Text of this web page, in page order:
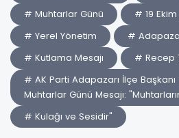
# Muhtarlar Günü
# 19 Ekim
# Yerel Yönetim
#
# Kutlama Mesajı
# Recep
# AK Parti Adapazarı İlçe
Muhtarlar Günü Mesajı:
# Kulağı ve Sesidir"